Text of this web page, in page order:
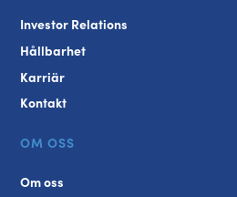
Investor Relations
Hållbarhet
Karriär
Kontakt
OM OSS
Om oss